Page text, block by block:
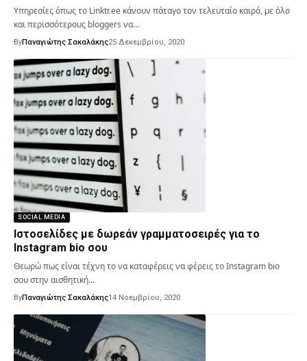
Υπηρεσίες όπως το Linktr.ee κάνουν πάταγο τον τελευταίο καιρό, με όλο
και περισσότερους bloggers να…
ByΠαναγιώτης Σακαλάκης25 Δεκεμβρίου, 2020
SOCIAL MEDIA
Ιστοσελίδες με δωρεάν γραμματοσειρές για το
Instagram bio σου
Θεωρώ πως είναι τέχνη το να καταφέρεις να φέρεις το Instagram bio
σου στην αισθητική…
ByΠαναγιώτης Σακαλάκης14 Νοεμβρίου, 2020